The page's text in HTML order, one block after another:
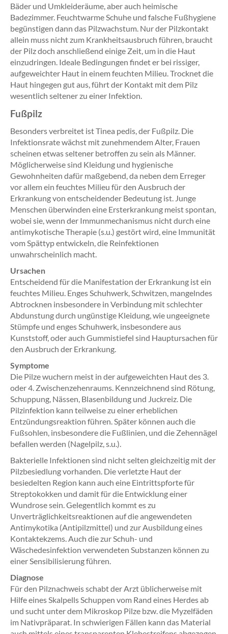
Bäder und Umkleideräume, aber auch heimische
Badezimmer. Feuchtwarme Schuhe und falsche Fußhygiene
begünstigen dann das Pilzwachstum. Nur der Pilzkontakt
allein muss nicht zum Krankheitsausbruch führen, braucht
der Pilz doch anschließend einige Zeit, um in die Haut
einzudringen. Ideale Bedingungen findet er bei rissiger,
aufgeweichter Haut in einem feuchten Milieu. Trocknet die
Haut hingegen gut aus, führt der Kontakt mit dem Pilz
wesentlich seltener zu einer Infektion.
Fußpilz
Besonders verbreitet ist Tinea pedis, der Fußpilz. Die
Infektionsrate wächst mit zunehmendem Alter, Frauen
scheinen etwas seltener betroffen zu sein als Männer.
Möglicherweise sind Kleidung und hygienische
Gewohnheiten dafür maßgebend, da neben dem Erreger
vor allem ein feuchtes Milieu für den Ausbruch der
Erkrankung von entscheidender Bedeutung ist. Junge
Menschen überwinden eine Ersterkrankung meist spontan,
wobei sie, wenn der Immunmechanismus nicht durch eine
antimykotische Therapie (s.u.) gestört wird, eine Immunität
vom Spättyp entwickeln, die Reinfektionen
unwahrscheinlich macht.
Ursachen
Entscheidend für die Manifestation der Erkrankung ist ein
feuchtes Milieu. Enges Schuhwerk, Schwitzen, mangelndes
Abtrocknen insbesondere in Verbindung mit schlechter
Abdunstung durch ungünstige Kleidung, wie ungeeignete
Stümpfe und enges Schuhwerk, insbesondere aus
Kunststoff, oder auch Gummistiefel sind Hauptursachen für
den Ausbruch der Erkrankung.
Symptome
Die Pilze wuchern meist in der aufgeweichten Haut des 3.
oder 4. Zwischenzehenraums. Kennzeichnend sind Rötung,
Schuppung, Nässen, Blasenbildung und Juckreiz. Die
Pilzinfektion kann teilweise zu einer erheblichen
Entzündungsreaktion führen. Später können auch die
Fußsohlen, insbesondere die Fußlinien, und die Zehennägel
befallen werden (Nagelpilz, s.u.).
Bakterielle Infektionen sind nicht selten gleichzeitig mit der
Pilzbesiedlung vorhanden. Die verletzte Haut der
besiedelten Region kann auch eine Eintrittspforte für
Streptokokken und damit für die Entwicklung einer
Wundrose sein. Gelegentlich kommt es zu
Unverträglichkeitsreaktionen auf die angewendeten
Antimykotika (Antipilzmittel) und zur Ausbildung eines
Kontaktekzems. Auch die zur Schuh- und
Wäschedesinfektion verwendeten Substanzen können zu
einer Sensibilisierung führen.
Diagnose
Für den Pilznachweis schabt der Arzt üblicherweise mit
Hilfe eines Skalpells Schuppen vom Rand eines Herdes ab
und sucht unter dem Mikroskop Pilze bzw. die Myzelfäden
im Nativpräparat. In schwierigen Fällen kann das Material